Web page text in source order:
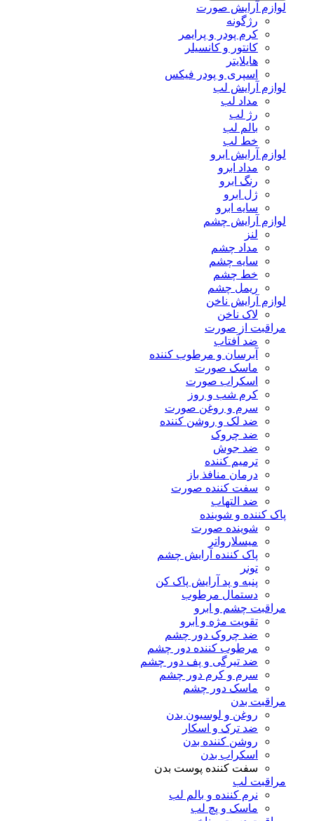
لوازم آرایش صورت
رژگونه
کرم پودر و پرایمر
کانتور و کانسیلر
هایلایتر
اسپری و پودر فیکس
لوازم آرایش لب
مداد لب
رژ لب
بالم لب
خط لب
لوازم آرایش ابرو
مداد ابرو
رنگ ابرو
ژل ابرو
سایه ابرو
لوازم آرایش چشم
لنز
مداد چشم
سایه چشم
خط چشم
ریمل چشم
لوازم آرایش ناخن
لاک ناخن
مراقبت از صورت
ضد آفتاب
آبرسان و مرطوب کننده
ماسک صورت
اسکراب صورت
کرم شب و روز
سرم و روغن صورت
ضد لک و روشن کننده
ضد چروک
ضد جوش
ترمیم کننده
درمان منافذ باز
سفت کننده صورت
ضد التهاب
پاک کننده و شوینده
شوینده صورت
میسلارواتر
پاک کننده آرایش چشم
تونر
پنبه و پد آرایش پاک کن
دستمال مرطوب
مراقبت چشم و ابرو
تقویت مژه و ابرو
ضد چروک دور چشم
مرطوب کننده دور چشم
ضد تیرگی و پف دور چشم
سرم و کرم دور چشم
ماسک دور چشم
مراقبت بدن
روغن و لوسیون بدن
ضد ترک و اسکار
روشن کننده بدن
اسکراب بدن
سفت کننده پوست بدن
مراقبت لب
نرم کننده و بالم لب
ماسک و پچ لب